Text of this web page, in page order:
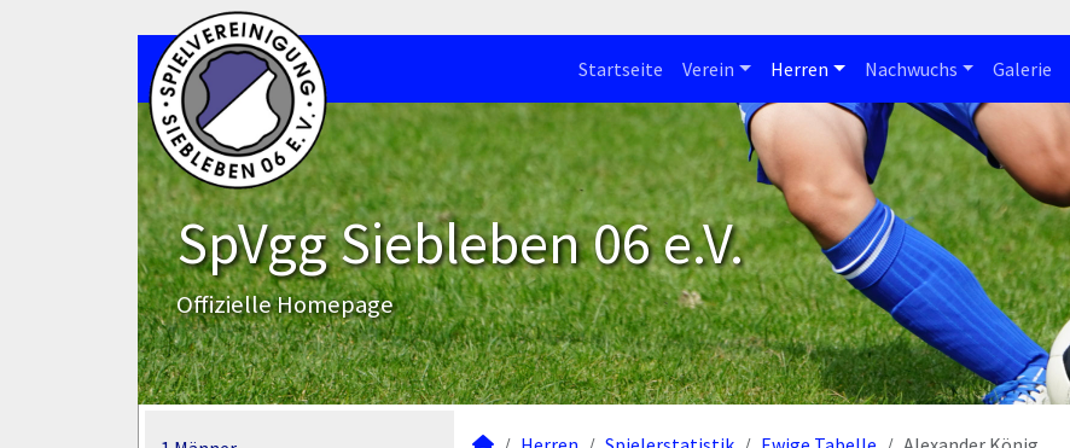
Startseite Verein Herren Nachwuchs Galerie
SpVgg Siebleben 06 e.V.
Offizielle Homepage